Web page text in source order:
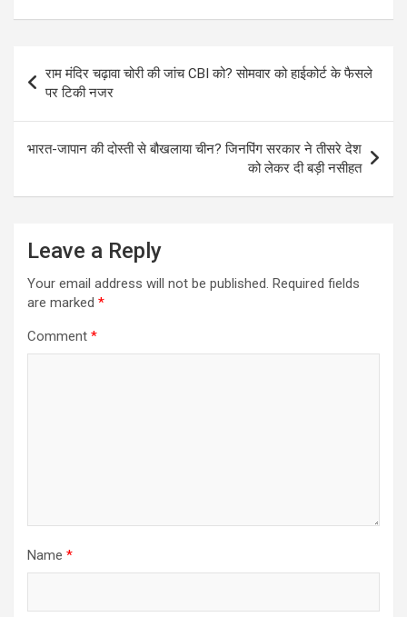
p
k
navigation
राम मंदिर चढ़ावा चोरी की जांच CBI को? सोमवार को हाईकोर्ट के फैसले
पर टिकी नजर
भारत-जापान की दोस्ती से बौखलाया चीन? जिनपिंग सरकार ने तीसरे देश
को लेकर दी बड़ी नसीहत
Leave a Reply
Your email address will not be published. Required fields
are marked *
Comment *
Name *